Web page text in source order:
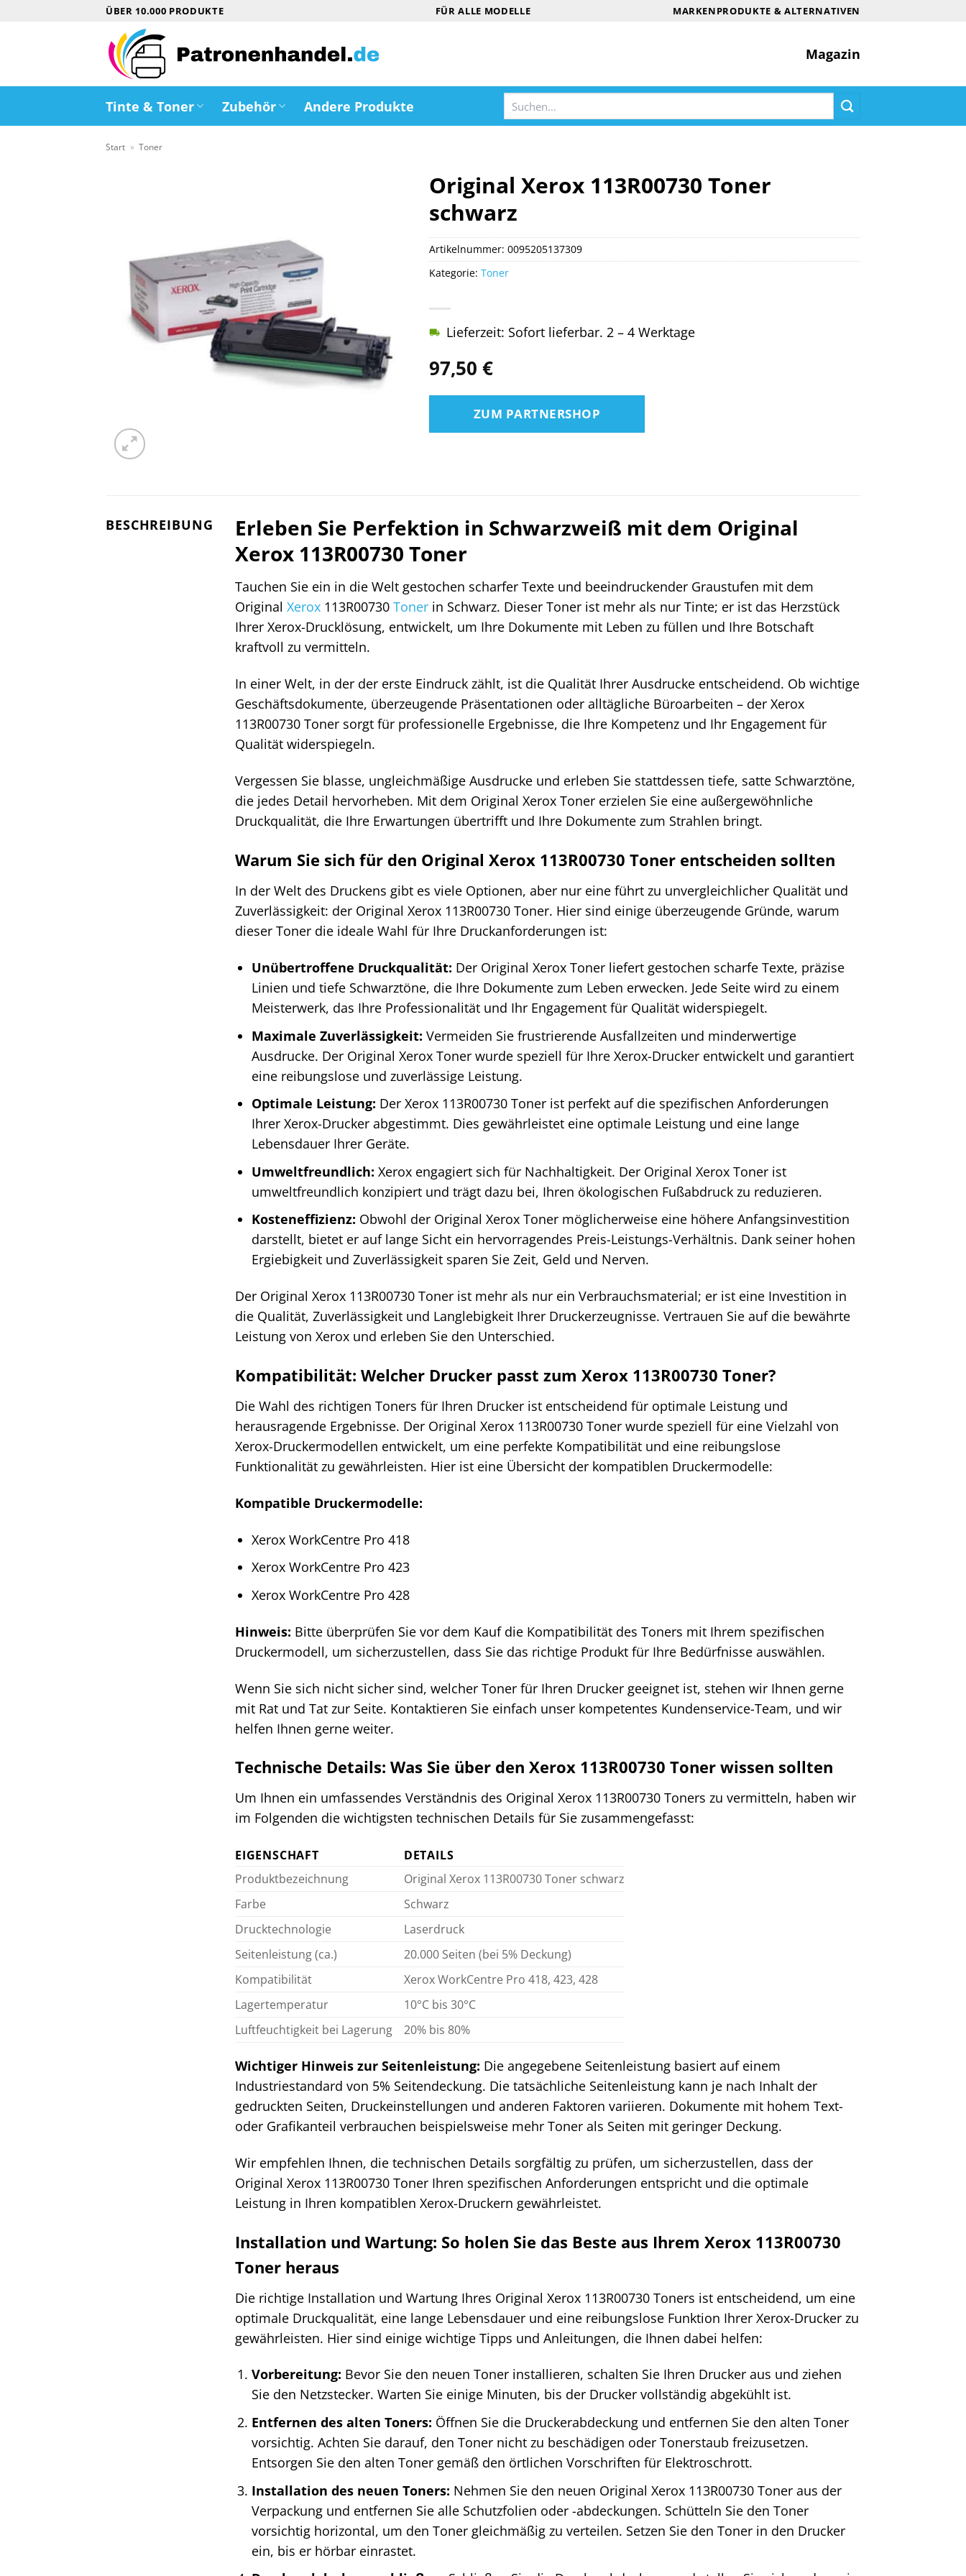
ÜBER 10.000 PRODUKTE FÜR ALLE MODELLE MARKENPRODUKTE & ALTERNATIVEN
Magazin
Tinte & Toner Zubehör Andere Produkte
Suchen
nach:
Start » Toner
Original Xerox 113R00730 Toner
schwarz
97,50 €
Lieferzeit: Sofort lieferbar. 2 – 4 Werktage
ZUM PARTNERSHOP
Artikelnummer: 0095205137309
Kategorie: Toner
BESCHREIBUNG
Erleben Sie Perfektion in Schwarzweiß mit dem Original
Xerox 113R00730 Toner
Tauchen Sie ein in die Welt gestochen scharfer Texte und beeindruckender Graustufen mit dem
Original Xerox 113R00730 Toner in Schwarz. Dieser Toner ist mehr als nur Tinte; er ist das Herzstück
Ihrer Xerox-Drucklösung, entwickelt, um Ihre Dokumente mit Leben zu füllen und Ihre Botschaft
kraftvoll zu vermitteln.
In einer Welt, in der der erste Eindruck zählt, ist die Qualität Ihrer Ausdrucke entscheidend. Ob wichtige
Geschäftsdokumente, überzeugende Präsentationen oder alltägliche Büroarbeiten – der Xerox
113R00730 Toner sorgt für professionelle Ergebnisse, die Ihre Kompetenz und Ihr Engagement für
Qualität widerspiegeln.
Vergessen Sie blasse, ungleichmäßige Ausdrucke und erleben Sie stattdessen tiefe, satte Schwarztöne,
die jedes Detail hervorheben. Mit dem Original Xerox Toner erzielen Sie eine außergewöhnliche
Druckqualität, die Ihre Erwartungen übertrifft und Ihre Dokumente zum Strahlen bringt.
Warum Sie sich für den Original Xerox 113R00730 Toner entscheiden sollten
In der Welt des Druckens gibt es viele Optionen, aber nur eine führt zu unvergleichlicher Qualität und
Zuverlässigkeit: der Original Xerox 113R00730 Toner. Hier sind einige überzeugende Gründe, warum
dieser Toner die ideale Wahl für Ihre Druckanforderungen ist:
Unübertroffene Druckqualität: Der Original Xerox Toner liefert gestochen scharfe Texte, präzise
Linien und tiefe Schwarztöne, die Ihre Dokumente zum Leben erwecken. Jede Seite wird zu einem
Meisterwerk, das Ihre Professionalität und Ihr Engagement für Qualität widerspiegelt.
Maximale Zuverlässigkeit: Vermeiden Sie frustrierende Ausfallzeiten und minderwertige
Ausdrucke. Der Original Xerox Toner wurde speziell für Ihre Xerox-Drucker entwickelt und garantiert
eine reibungslose und zuverlässige Leistung.
Optimale Leistung: Der Xerox 113R00730 Toner ist perfekt auf die spezifischen Anforderungen
Ihrer Xerox-Drucker abgestimmt. Dies gewährleistet eine optimale Leistung und eine lange
Lebensdauer Ihrer Geräte.
Umweltfreundlich: Xerox engagiert sich für Nachhaltigkeit. Der Original Xerox Toner ist
umweltfreundlich konzipiert und trägt dazu bei, Ihren ökologischen Fußabdruck zu reduzieren.
Kosteneffizienz: Obwohl der Original Xerox Toner möglicherweise eine höhere Anfangsinvestition
darstellt, bietet er auf lange Sicht ein hervorragendes Preis-Leistungs-Verhältnis. Dank seiner hohen
Ergiebigkeit und Zuverlässigkeit sparen Sie Zeit, Geld und Nerven.
Der Original Xerox 113R00730 Toner ist mehr als nur ein Verbrauchsmaterial; er ist eine Investition in
die Qualität, Zuverlässigkeit und Langlebigkeit Ihrer Druckerzeugnisse. Vertrauen Sie auf die bewährte
Leistung von Xerox und erleben Sie den Unterschied.
Kompatibilität: Welcher Drucker passt zum Xerox 113R00730 Toner?
Die Wahl des richtigen Toners für Ihren Drucker ist entscheidend für optimale Leistung und
herausragende Ergebnisse. Der Original Xerox 113R00730 Toner wurde speziell für eine Vielzahl von
Xerox-Druckermodellen entwickelt, um eine perfekte Kompatibilität und eine reibungslose
Funktionalität zu gewährleisten. Hier ist eine Übersicht der kompatiblen Druckermodelle:
Kompatible Druckermodelle:
Xerox WorkCentre Pro 418
Xerox WorkCentre Pro 423
Xerox WorkCentre Pro 428
Hinweis: Bitte überprüfen Sie vor dem Kauf die Kompatibilität des Toners mit Ihrem spezifischen
Druckermodell, um sicherzustellen, dass Sie das richtige Produkt für Ihre Bedürfnisse auswählen.
Wenn Sie sich nicht sicher sind, welcher Toner für Ihren Drucker geeignet ist, stehen wir Ihnen gerne
mit Rat und Tat zur Seite. Kontaktieren Sie einfach unser kompetentes Kundenservice-Team, und wir
helfen Ihnen gerne weiter.
Technische Details: Was Sie über den Xerox 113R00730 Toner wissen sollten
Um Ihnen ein umfassendes Verständnis des Original Xerox 113R00730 Toners zu vermitteln, haben wir
im Folgenden die wichtigsten technischen Details für Sie zusammengefasst:
EIGENSCHAFT
DETAILS
Produktbezeichnung
Original Xerox 113R00730 Toner schwarz
Farbe
Schwarz
Drucktechnologie
Laserdruck
Seitenleistung (ca.)
20.000 Seiten (bei 5% Deckung)
Kompatibilität
Xerox WorkCentre Pro 418, 423, 428
Lagertemperatur
10°C bis 30°C
Luftfeuchtigkeit bei Lagerung
20% bis 80%
Wichtiger Hinweis zur Seitenleistung: Die angegebene Seitenleistung basiert auf einem
Industriestandard von 5% Seitendeckung. Die tatsächliche Seitenleistung kann je nach Inhalt der
gedruckten Seiten, Druckeinstellungen und anderen Faktoren variieren. Dokumente mit hohem Text-
oder Grafikanteil verbrauchen beispielsweise mehr Toner als Seiten mit geringer Deckung.
Wir empfehlen Ihnen, die technischen Details sorgfältig zu prüfen, um sicherzustellen, dass der
Original Xerox 113R00730 Toner Ihren spezifischen Anforderungen entspricht und die optimale
Leistung in Ihren kompatiblen Xerox-Druckern gewährleistet.
Installation und Wartung: So holen Sie das Beste aus Ihrem Xerox 113R00730
Toner heraus
Die richtige Installation und Wartung Ihres Original Xerox 113R00730 Toners ist entscheidend, um eine
optimale Druckqualität, eine lange Lebensdauer und eine reibungslose Funktion Ihrer Xerox-Drucker zu
gewährleisten. Hier sind einige wichtige Tipps und Anleitungen, die Ihnen dabei helfen:
Vorbereitung: Bevor Sie den neuen Toner installieren, schalten Sie Ihren Drucker aus und ziehen
Sie den Netzstecker. Warten Sie einige Minuten, bis der Drucker vollständig abgekühlt ist.
Entfernen des alten Toners: Öffnen Sie die Druckerabdeckung und entfernen Sie den alten Toner
vorsichtig. Achten Sie darauf, den Toner nicht zu beschädigen oder Tonerstaub freizusetzen.
Entsorgen Sie den alten Toner gemäß den örtlichen Vorschriften für Elektroschrott.
Installation des neuen Toners: Nehmen Sie den neuen Original Xerox 113R00730 Toner aus der
Verpackung und entfernen Sie alle Schutzfolien oder -abdeckungen. Schütteln Sie den Toner
vorsichtig horizontal, um den Toner gleichmäßig zu verteilen. Setzen Sie den Toner in den Drucker
ein, bis er hörbar einrastet.